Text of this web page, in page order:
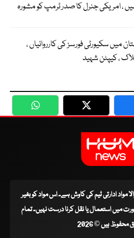
، امریکی جنرل کا صدر ٹرمپ کو مشورہ
میں سکیورٹی فورسز کی کارروائیاں ،
WhatsApp Twitter
مواد ادارتی ٹیم کی کاوش ہے۔ اس مواد کو بغیر
میں استعمال یا نقل کرنا درست نہیں۔ تمام
محفوظ ہیں © 2026